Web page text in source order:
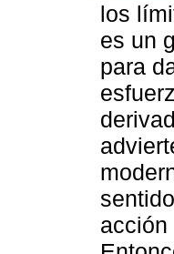
los
es un
para
acción